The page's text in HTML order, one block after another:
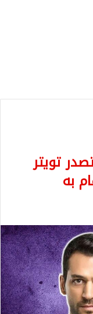
تويتر
به